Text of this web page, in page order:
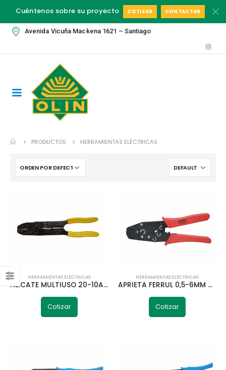
Cuéntenos sobre su proyecto COTIZAR CONTACTAR
Avenida Vicuña Mackena 1621 – Santiago
PRODUCTOS HERRAMIENTAS ELÉCTRICAS
HERRAMIENTAS ELÉCTRICAS
ALICATE MULTIUSO 20-10AWG LS-313 TELETRIC
Cotizar
HERRAMIENTAS ELÉCTRICAS
APRIETA FERRUL 0,5-6MM HS-05WF TELETRIC
Cotizar
VOLTÍMETRO ANÁLOGO 72X72MM 0-500V TELETRIC